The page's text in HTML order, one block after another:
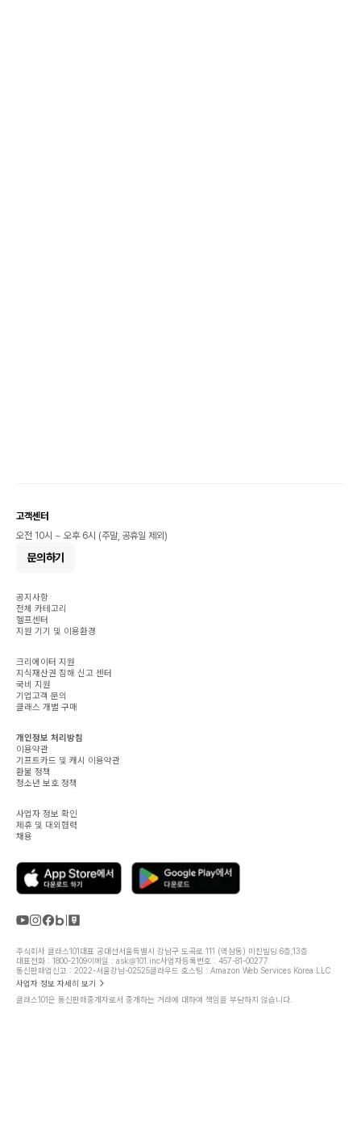
고객센터
오전 10시 ~ 오후 6시 (주말, 공휴일 제외)
문의하기
공지사항
전체 카테고리
헬프센터
지원 기기 및 이용환경
크리에이터 지원
지식재산권 침해 신고 센터
국비 지원
기업고객 문의
클래스 개별 구매
개인정보 처리방침
이용약관
기프트카드 및 캐시 이용약관
환불 정책
청소년 보호 정책
사업자 정보 확인
제휴 및 대외협력
채용
주식회사 클래스101 대표 공대선서울특별시 강남구 도곡로 111 (역삼동) 미진빌딩 6층,13층
대표전화 : 1800-2109이메일 : ask@101.inc사업자등록번호 : 457-81-00277
통신판매업신고 : 2022-서울강남-02525클라우드 호스팅 : Amazon Web Services Korea LLC
사업자 정보 자세히 보기
클래스101은 통신판매중개자로서 중개하는 거래에 대하여 책임을 부담하지 않습니다.